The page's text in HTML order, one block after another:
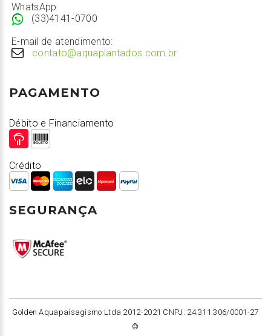
WhatsApp:
(33)4141-0700
E-mail de atendimento:
contato@aquaplantados.com.br
PAGAMENTO
Débito e Financiamento
Crédito
SEGURANÇA
Golden Aquapaisagismo Ltda 2012-2021 CNPJ: 24.311.306/0001-27
©